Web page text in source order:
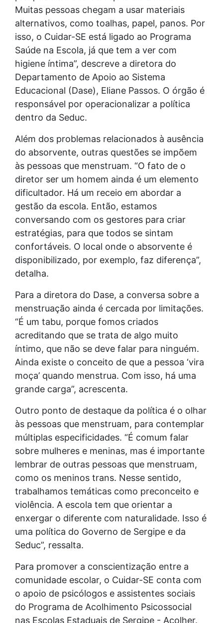
Muitas pessoas chegam a usar materiais
alternativos, como toalhas, papel, panos. Por
isso, o Cuidar-SE está ligado ao Programa
Saúde na Escola, já que tem a ver com
higiene íntima”, descreve a diretora do
Departamento de Apoio ao Sistema
Educacional (Dase), Eliane Passos. O órgão é
responsável por operacionalizar a política
dentro da Seduc.
Além dos problemas relacionados à ausência
do absorvente, outras questões se impõem
às pessoas que menstruam. “O fato de o
diretor ser um homem ainda é um elemento
dificultador. Há um receio em abordar a
gestão da escola. Então, estamos
conversando com os gestores para criar
estratégias, para que todos se sintam
confortáveis. O local onde o absorvente é
disponibilizado, por exemplo, faz diferença”,
detalha.
Para a diretora do Dase, a conversa sobre a
menstruação ainda é cercada por limitações.
“É um tabu, porque fomos criados
acreditando que se trata de algo muito
íntimo, que não se deve falar para ninguém.
Ainda existe o conceito de que a pessoa ‘vira
moça’ quando menstrua. Com isso, há uma
grande carga”, acrescenta.
Outro ponto de destaque da política é o olhar
às pessoas que menstruam, para contemplar
múltiplas especificidades. “É comum falar
sobre mulheres e meninas, mas é importante
lembrar de outras pessoas que menstruam,
como os meninos trans. Nesse sentido,
trabalhamos temáticas como preconceito e
violência. A escola tem que orientar a
enxergar o diferente com naturalidade. Isso é
uma política do Governo de Sergipe e da
Seduc”, ressalta.
Para promover a conscientização entre a
comunidade escolar, o Cuidar-SE conta com
o apoio de psicólogos e assistentes sociais
do Programa de Acolhimento Psicossocial
nas Escolas Estaduais de Sergipe - Acolher.